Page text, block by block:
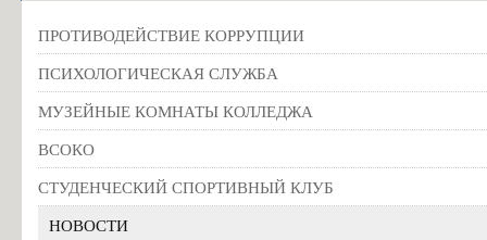
Льготный кредит на образование
Информация об организации ежедневных «входных фильтров»
Выпускникам
Анкета для выпускников
Информация об общежитиях
Заочное отделение
ПРОТИВОДЕЙСТВИЕ КОРРУПЦИИ
ПСИХОЛОГИЧЕСКАЯ СЛУЖБА
МУЗЕЙНЫЕ КОМНАТЫ КОЛЛЕДЖА
ВСОКО
СТУДЕНЧЕСКИЙ СПОРТИВНЫЙ КЛУБ
НОВОСТИ